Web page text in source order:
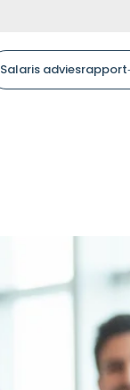
Salaris adviesrapport